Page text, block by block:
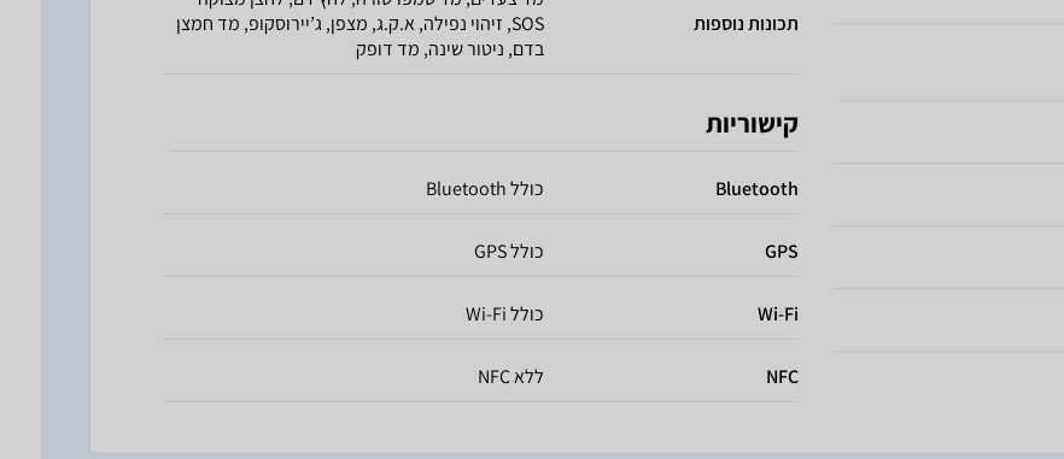
תכונות נוספות
SOS, זיהוי נפילה, א.ק.ג, מצפן, ג’יירוסקופ, מד חמצן
בדם, ניטור שינה, מד דופק
קישוריות
Bluetooth כולל Bluetooth
GPS כולל GPS
Wi-Fi כולל Wi-Fi
NFC ללא NFC